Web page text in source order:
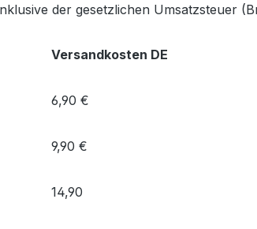
der gesetzlichen Umsatzsteuer
Versandkosten DE
6,90 €
9,90 €
14,90